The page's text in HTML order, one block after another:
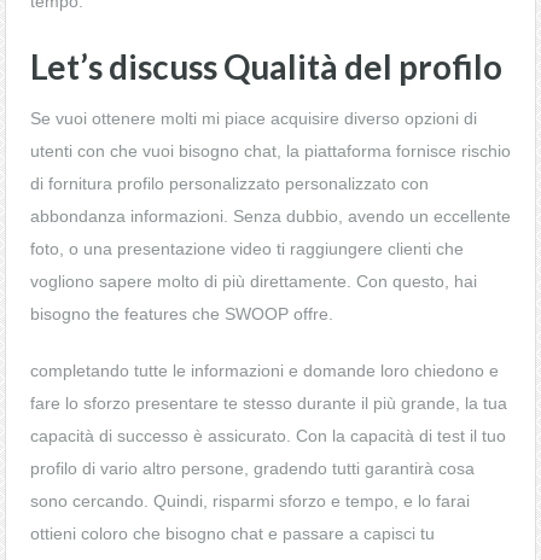
Let’s discuss Qualità del profilo
Se vuoi ottenere molti mi piace acquisire diverso opzioni di
utenti con che vuoi bisogno chat, la piattaforma fornisce rischio
di fornitura profilo personalizzato personalizzato con
abbondanza informazioni. Senza dubbio, avendo un eccellente
foto, o una presentazione video ti raggiungere clienti che
vogliono sapere molto di più direttamente. Con questo, hai
bisogno the features che SWOOP offre.
completando tutte le informazioni e domande loro chiedono e
fare lo sforzo presentare te stesso durante il più grande, la tua
capacità di successo è assicurato. Con la capacità di test il tuo
profilo di vario altro persone, gradendo tutti garantirà cosa
sono cercando. Quindi, risparmi sforzo e tempo, e lo farai
ottieni coloro che bisogno chat e passare a capisci tu